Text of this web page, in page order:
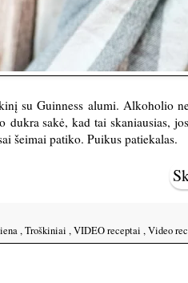
su Guinness alumi. Alkoholio
sakė, kad tai skaniausias,
šeimai patiko. Puikus patiekalas.
,Troškiniai ,VIDEO receptai ,Video